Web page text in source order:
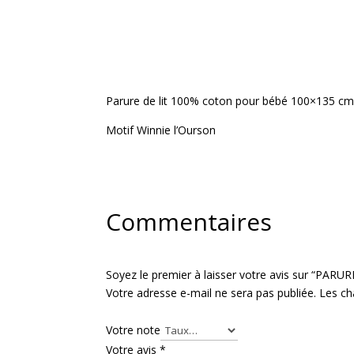
Parure de lit 100% coton pour bébé 100×135
Motif Winnie l’Ourson
Commentaires
Soyez le premier à laisser votre avis sur
Votre adresse e-mail ne sera pas publiée. Les
Votre note
Votre avis*